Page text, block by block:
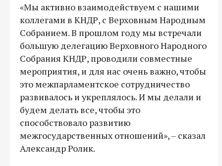
«Мы активно взаимодействуем с нашими
коллегами в КНДР, с Верховным Народным
Собранием. В прошлом году мы встречали
большую делегацию Верховного Народного
Собрания КНДР, проводили совместные
мероприятия, и для нас очень важно, чтобы
это межпарламентское сотрудничество
развивалось и укреплялось. И мы делали и
будем делать все, чтобы это
способствовало развитию
межгосударственных отношений», – сказал
Александр Ролик.